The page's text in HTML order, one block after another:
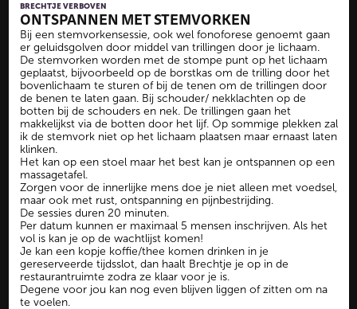
BRECHTJE VERBOVEN
ONTSPANNEN MET STEMVORKEN
Bij een stemvorkensessie, ook wel fonoforese genoemt gaan
er geluidsgolven door middel van trillingen door je lichaam.
De stemvorken worden met de stompe punt op het lichaam
geplaatst, bijvoorbeeld op de borstkas om de trilling door het
bovenlichaam te sturen of bij de tenen om de trillingen door
de benen te laten gaan. Bij schouder/ nekklachten op de
botten bij de schouders en nek. De trillingen gaan het
makkelijkst via de botten door het lijf. Op sommige plekken zal
ik de stemvork niet op het lichaam plaatsen maar ernaast laten
klinken.
Het kan op een stoel maar het best kan je ontspannen op een
massagetafel.
Zorgen voor de innerlijke mens doe je niet alleen met voedsel,
maar ook met rust, ontspanning en pijnbestrijding.
De sessies duren 20 minuten.
Per datum kunnen er maximaal 5 mensen inschrijven. Als het
vol is kan je op de wachtlijst komen!
Je kan een kopje koffie/thee komen drinken in je
gereserveerde tijdsslot, dan haalt Brechtje je op in de
restaurantruimte zodra ze klaar voor je is.
Degene voor jou kan nog even blijven liggen of zitten om na
te voelen.